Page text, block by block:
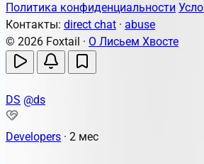
Политика конфиденциальности
Контакты: direct chat · abuse
© 2026 Foxtail · О Лисьем Хвосте
DS @ds
Developers · 2 мес